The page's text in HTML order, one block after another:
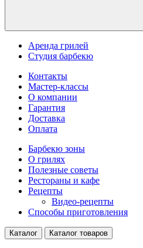
Аренда грилей
Студия барбекю
Контакты
Мастер-классы
О компании
Гарантия
Доставка
Оплата
Барбекю зоны
О грилях
Полезные советы
Рестораны и кафе
Рецепты
Видео-рецепты
Способы приготовления
Каталог Каталог товаров